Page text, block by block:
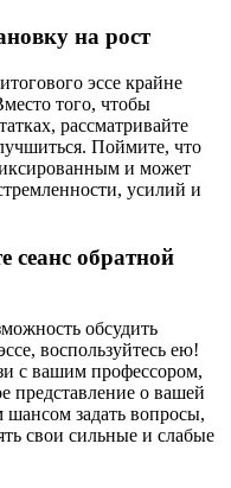
на рост
эссе крайне
того, чтобы
рассматривайте
Поймите, что
и может
усилий и
сеанс обратной
обсудить
воспользуйтесь ею!
с вашим профессором,
представление о вашей
шансом задать вопросы,
свои сильные и слабые